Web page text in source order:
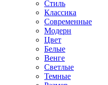
Стиль
Классика
Современные
Модерн
Цвет
Белые
Венге
Светлые
Темные